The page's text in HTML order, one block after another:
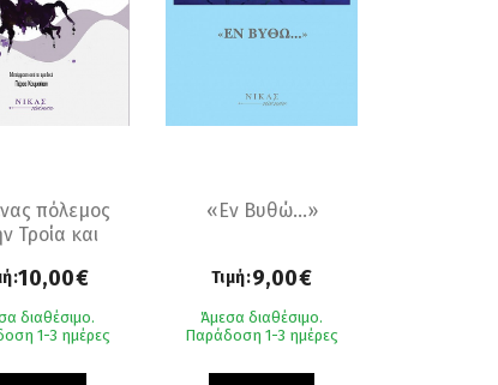
πόλεμος
Τροία και
λόγια
Ομήρου
10,00€
διαθέσιμο.
1-3 ημέρες
«Εν Βυθώ…»
Τιμή:9,00€
Άμεσα διαθέσιμο.
Παράδοση 1-3 ημέρες